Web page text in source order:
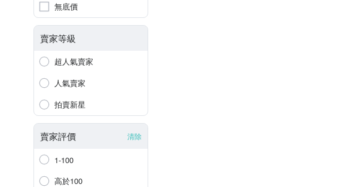
無底價
賣家等級
超人氣賣家
人氣賣家
拍賣新星
賣家評價 清除
1-100
高於100